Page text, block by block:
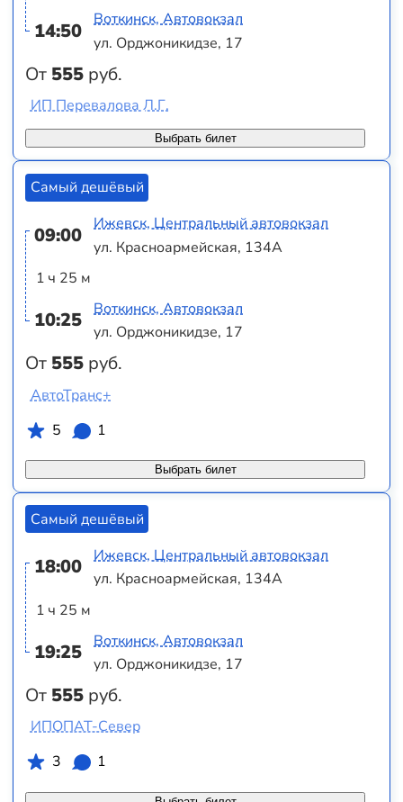
14:50
От 555 руб.
Воткинск, Автовокзал
ул. Орджоникидзе, 17
Выбрать билет
ИП Перевалова Л.Г.
Самый дешёвый
09:00
1 ч 25 м
10:25
От 555 руб.
Ижевск, Центральный автовокзал
ул. Красноармейская, 134А
Воткинск, Автовокзал
ул. Орджоникидзе, 17
Выбрать билет
АвтоТранс+
5
1
Самый дешёвый
18:00
1 ч 25 м
19:25
От 555 руб.
Ижевск, Центральный автовокзал
ул. Красноармейская, 134А
Воткинск, Автовокзал
ул. Орджоникидзе, 17
ИПОПАТ-Север
3
1